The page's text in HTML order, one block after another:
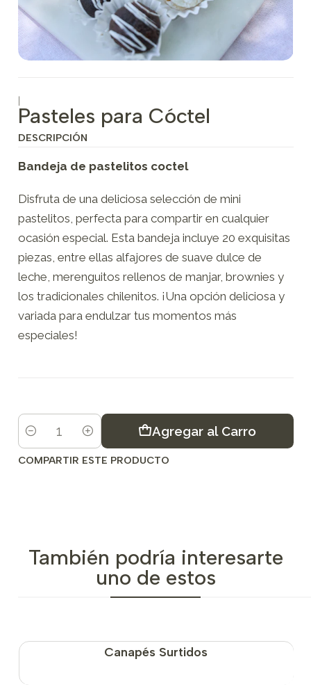
|
Pasteles para Cóctel
DESCRIPCIÓN
Bandeja de pastelitos coctel
Disfruta de una deliciosa selección de mini
pastelitos, perfecta para compartir en cualquier
ocasión especial. Esta bandeja incluye 20 exquisitas
piezas, entre ellas alfajores de suave dulce de
leche, merenguitos rellenos de manjar, brownies y
los tradicionales chilenitos. ¡Una opción deliciosa y
variada para endulzar tus momentos más
especiales!
Cantidad
Agregar al Carro
COMPARTIR ESTE PRODUCTO
También podría interesarte
uno de estos
Canapés Surtidos